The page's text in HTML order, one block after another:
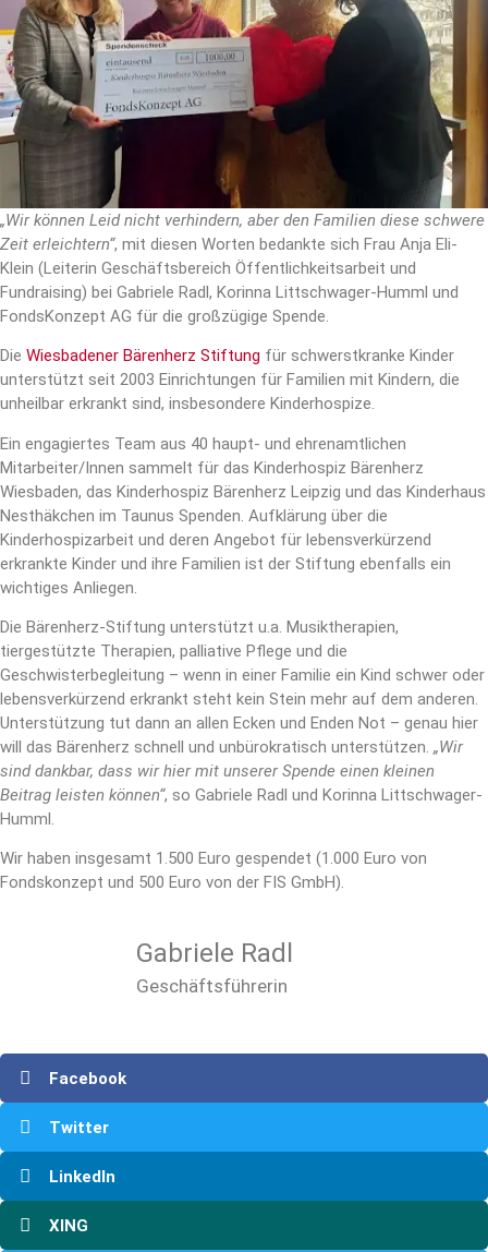
„Wir können Leid nicht verhindern, aber den Familien diese schwere
Zeit erleichtern“, mit diesen Worten bedankte sich Frau Anja Eli-
Klein (Leiterin Geschäftsbereich Öffentlichkeitsarbeit und
Fundraising) bei Gabriele Radl, Korinna Littschwager-Humml und
FondsKonzept AG für die großzügige Spende.
Die Wiesbadener Bärenherz Stiftung für schwerstkranke Kinder
unterstützt seit 2003 Einrichtungen für Familien mit Kindern, die
unheilbar erkrankt sind, insbesondere Kinderhospize.
Ein engagiertes Team aus 40 haupt- und ehrenamtlichen
Mitarbeiter/Innen sammelt für das Kinderhospiz Bärenherz
Wiesbaden, das Kinderhospiz Bärenherz Leipzig und das Kinderhaus
Nesthäkchen im Taunus Spenden. Aufklärung über die
Kinderhospizarbeit und deren Angebot für lebensverkürzend
erkrankte Kinder und ihre Familien ist der Stiftung ebenfalls ein
wichtiges Anliegen.
Die Bärenherz-Stiftung unterstützt u.a. Musiktherapien,
tiergestützte Therapien, palliative Pflege und die
Geschwisterbegleitung – wenn in einer Familie ein Kind schwer oder
lebensverkürzend erkrankt steht kein Stein mehr auf dem anderen.
Unterstützung tut dann an allen Ecken und Enden Not – genau hier
will das Bärenherz schnell und unbürokratisch unterstützen. „Wir
sind dankbar, dass wir hier mit unserer Spende einen kleinen
Beitrag leisten können“, so Gabriele Radl und Korinna Littschwager-
Humml.
Wir haben insgesamt 1.500 Euro gespendet (1.000 Euro von
Fondskonzept und 500 Euro von der FIS GmbH).
Gabriele Radl
Geschäftsführerin
Facebook
Twitter
LinkedIn
XING